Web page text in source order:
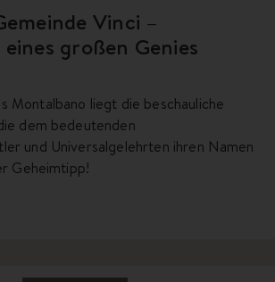
Vinci –
großen Genies
Montalbano liegt die beschauliche
dem bedeutenden
und Universalgelehrten ihren Namen
Geheimtipp!